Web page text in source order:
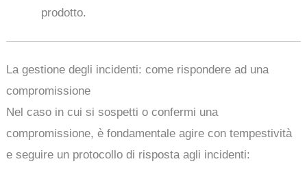
prodotto.
La gestione degli incidenti: come rispondere ad una
compromissione
Nel caso in cui si sospetti o confermi una
compromissione, è fondamentale agire con tempestività
e seguire un protocollo di risposta agli incidenti: